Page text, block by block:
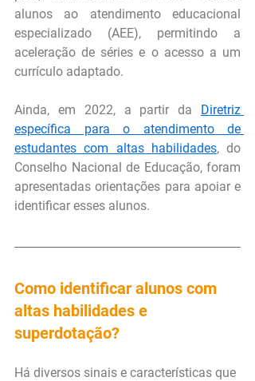
alunos ao atendimento educacional
especializado (AEE), permitindo a
aceleração de séries e o acesso a um
currículo adaptado.
Ainda, em 2022, a partir da Diretriz
específica para o atendimento de
estudantes com altas habilidades, do
Conselho Nacional de Educação, foram
apresentadas orientações para apoiar e
identificar esses alunos.
Como identificar alunos com
altas habilidades e
superdotação?
Há diversos sinais e características que